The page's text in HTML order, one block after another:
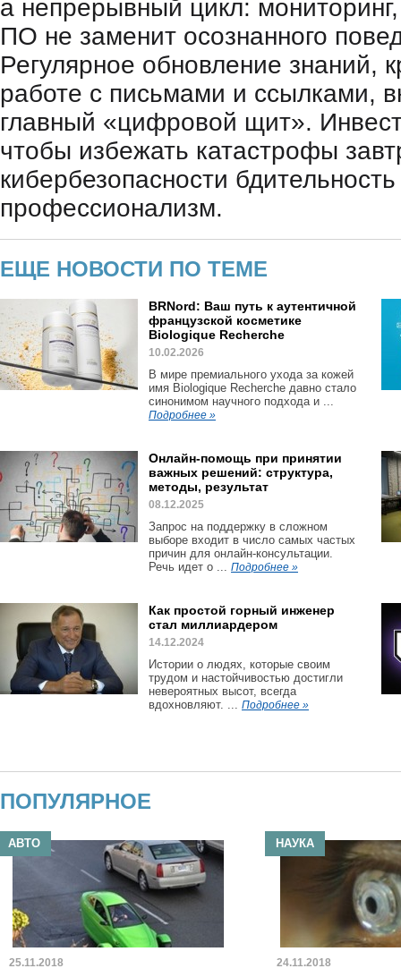
а непрерывный цикл:
ПО не заменит осознанного
Регулярное обновление знаний,
работе с письмами и ссылками,
главный «цифровой щит».
чтобы избежать катастрофы
кибербезопасности
профессионализм.
ЕЩЕ НОВОСТИ ПО ТЕМЕ
BRNord: Ваш путь к аутентичной
французской косметике
Biologique Recherche
10.02.2026
В мире премиального ухода за кожей
имя Biologique Recherche давно стало
синонимом научного подхода и ...
Подробнее »
Онлайн-помощь при принятии
важных решений: структура,
методы, результат
08.12.2025
Запрос на поддержку в сложном
выборе входит в число самых частых
причин для онлайн-консультации.
Речь идет о ... Подробнее »
Как простой горный инженер
стал миллиардером
14.12.2024
Истории о людях, которые своим
трудом и настойчивостью достигли
невероятных высот, всегда
вдохновляют. ... Подробнее »
ПОПУЛЯРНОЕ
АВТО
25.11.2018
НАУКА
24.11.2018